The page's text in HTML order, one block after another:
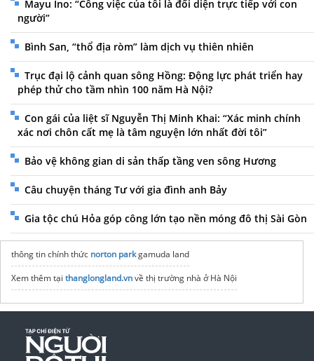
Mayu Ino: “Công việc của tôi là đối diện trực tiếp với con
người”
Bình San, “thổ địa ròm” làm dịch vụ thiên nhiên
Trục đại lộ cảnh quan sông Hồng: Động lực phát triển hay
phép thử cho tầm nhìn 100 năm Hà Nội?
Con gái của liệt sĩ Nguyễn Thị Minh Khai: “Xác minh chính
xác nơi chôn cất mẹ là tâm nguyện lớn nhất đời tôi”
Bảo vệ không gian di sản thấp tầng ven sông Hương
Câu chuyện tháng Tư với gia đình anh Bảy
Gia tộc chú Hỏa góp công lớn tạo nền móng đô thị Sài Gòn
thông tin chính thức norton parkgamuda land
Xem thêm tại thanglongland.vnvề thị trường nhà ở Hà Nội